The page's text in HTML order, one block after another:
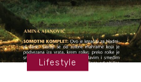
Lifestyle